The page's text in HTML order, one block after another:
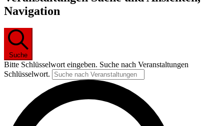
Navigation
Suche
Bitte Schlüsselwort eingeben. Suche nach Veranstaltungen
Schlüsselwort.